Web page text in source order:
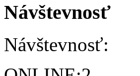
Návštevnosť
Návštevnosť: